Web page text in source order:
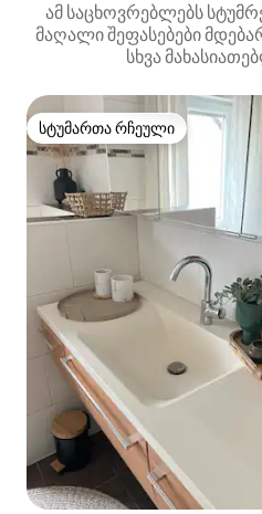
ამ საცხოვრებლებს
მაღალი შეფასებები
სხვა
სტუმართა რჩეული
სტუმართა რჩეული